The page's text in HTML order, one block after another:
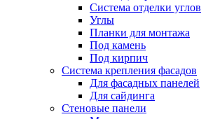
Система отделки углов
Углы
Планки для монтажа
Под камень
Под кирпич
Система крепления фасадов
Для фасадных панелей
Для сайдинга
Стеновые панели